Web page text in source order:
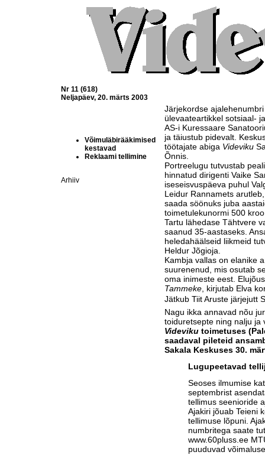
Nr 11 (618)
Neljapäev, 20. märts 2003
Võimuläbirääkimised
kestavad
Reklaami tellimine
Arhiiv
Järjekordse
ülevaateartikkel sotsiaal-
AS-i Kuressaare
ja täiustub pidevalt.
töötajate abiga Videviku
Õnnis.
Portreelugu tutvustab
hinnatud dirigenti Vaike
iseseisvuspäeva puhul
Leidur Rannamets
saada söönuks juba
toimetulekunormi 500
Tartu lähedase Tähtvere
saanud 35-aastaseks.
heledahäälseid liikmeid
Heldur Jõgioja.
Kambja vallas on elanike
suurenenud, mis osutab
oma inimeste eest.
Tammeke , kirjutab Elva
Jätkub Tiit Aruste järjejutt
Nagu ikka annavad nõu
toiduretsepte ning nalju ja
Videviku toimetuses
saadaval pileteid
Sakala Keskuses 30.
Lugupeetavad
Seoses ilmumise
septembrist
tellimus seenioride
Ajakiri jõuab Teieni
tellimuse lõpuni.
numbritega saate
www.60pluss.ee
puuduvad